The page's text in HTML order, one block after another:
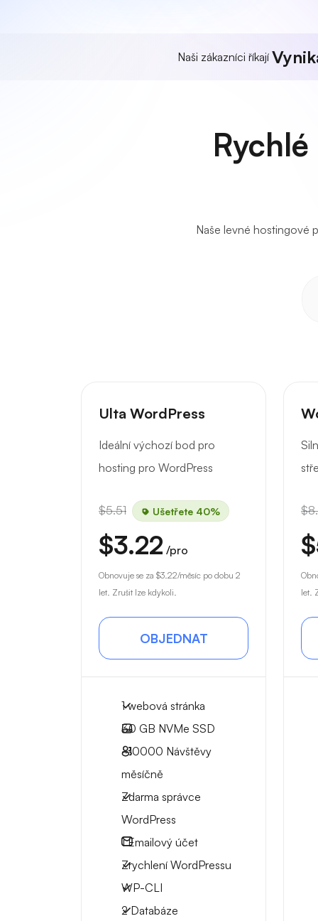
Naši zákazníci říkají
Naše levné hostingové
Ulta WordPress
Ideální výchozí bod pro
hosting pro WordPress
$5.51 Ušetřete 40%
$3.22 /pro
Obnovuje se za $3.22/měsíc po dobu 2
let. Zrušit lze kdykoli.
OBJEDNAT
1 webová stránka
30 GB NVMe SSD
~10000 Návštěvy
měsíčně
Zdarma správce
WordPress
1Emailový účet
Zrychlení WordPressu
WP-CLI
2 Databáze
let.